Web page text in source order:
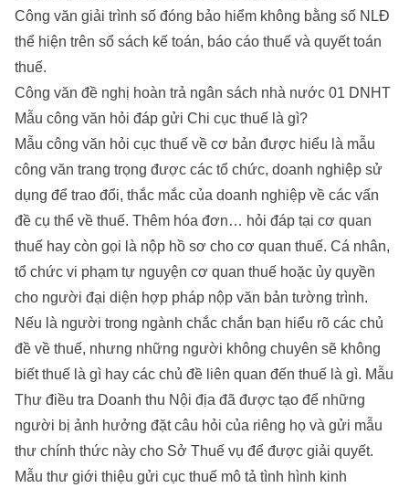
Công văn giải trình số đóng bảo hiểm không bằng số NLĐ
thể hiện trên sổ sách kế toán, báo cáo thuế và quyết toán
thuế.
Công văn đề nghị hoàn trả ngân sách nhà nước 01 DNHT
Mẫu công văn hỏi đáp gửi Chi cục thuế là gì?
Mẫu công văn hỏi cục thuế về cơ bản được hiểu là mẫu
công văn trang trọng được các tổ chức, doanh nghiệp sử
dụng để trao đổi, thắc mắc của doanh nghiệp về các vấn
đề cụ thể về thuế. Thêm hóa đơn… hỏi đáp tại cơ quan
thuế hay còn gọi là nộp hồ sơ cho cơ quan thuế. Cá nhân,
tổ chức vi phạm tự nguyện cơ quan thuế hoặc ủy quyền
cho người đại diện hợp pháp nộp văn bản tường trình.
Nếu là người trong ngành chắc chắn bạn hiểu rõ các chủ
đề về thuế, nhưng những người không chuyên sẽ không
biết thuế là gì hay các chủ đề liên quan đến thuế là gì. Mẫu
Thư điều tra Doanh thu Nội địa đã được tạo để những
người bị ảnh hưởng đặt câu hỏi của riêng họ và gửi mẫu
thư chính thức này cho Sở Thuế vụ để được giải quyết.
Mẫu thư giới thiệu gửi cục thuế mô tả tình hình kinh